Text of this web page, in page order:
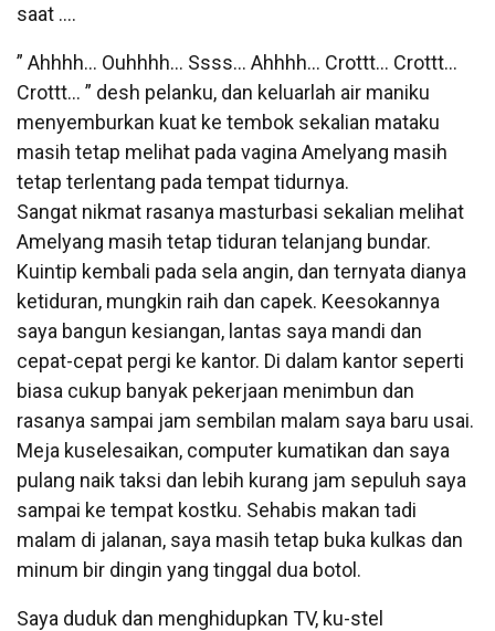
saat ….
” Ahhhh… Ouhhhh… Ssss… Ahhhh… Crottt… Crottt…
Crottt… ” desh pelanku, dan keluarlah air maniku
menyemburkan kuat ke tembok sekalian mataku
masih tetap melihat pada vagina Amelyang masih
tetap terlentang pada tempat tidurnya.
Sangat nikmat rasanya masturbasi sekalian melihat
Amelyang masih tetap tiduran telanjang bundar.
Kuintip kembali pada sela angin, dan ternyata dianya
ketiduran, mungkin raih dan capek. Keesokannya
saya bangun kesiangan, lantas saya mandi dan
cepat-cepat pergi ke kantor. Di dalam kantor seperti
biasa cukup banyak pekerjaan menimbun dan
rasanya sampai jam sembilan malam saya baru usai.
Meja kuselesaikan, computer kumatikan dan saya
pulang naik taksi dan lebih kurang jam sepuluh saya
sampai ke tempat kostku. Sehabis makan tadi
malam di jalanan, saya masih tetap buka kulkas dan
minum bir dingin yang tinggal dua botol.
Saya duduk dan menghidupkan TV, ku-stel